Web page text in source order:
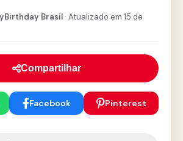
Brasil · Atualizado em 15 de
Compartilhar
Facebook Pinterest